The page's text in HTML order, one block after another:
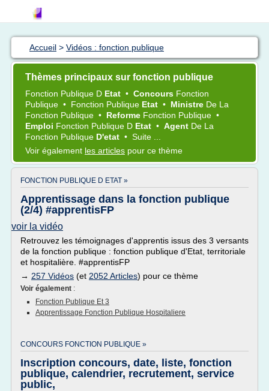
Accueil > Vidéos : fonction publique
Thèmes principaux sur fonction publique
Fonction Publique D Etat • Concours Fonction
Publique • Fonction Publique Etat • Ministre De La
Fonction Publique • Reforme Fonction Publique •
Emploi Fonction Publique D Etat • Agent De La
Fonction Publique D'etat • Suite ...
Voir également les articles pour ce thème
FONCTION PUBLIQUE D ETAT »
Apprentissage dans la fonction publique
(2/4) #apprentisFP
voir la vidéo
Retrouvez les témoignages d'apprentis issus des 3 versants
de la fonction publique : fonction publique d'Etat, territoriale
et hospitalière. #apprentisFP
→ 257 Vidéos (et 2052 Articles) pour ce thème
Voir également :
Fonction Publique Et 3
Apprentissage Fonction Publique Hospitaliere
CONCOURS FONCTION PUBLIQUE »
Inscription concours, date, liste, fonction
publique, calendrier, recrutement, service
public,